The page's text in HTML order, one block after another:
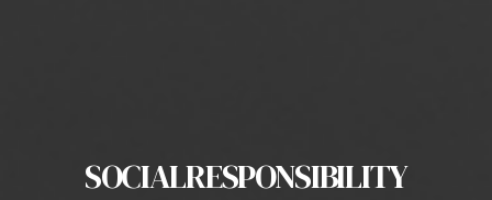
SOCIALRESPONSIBILITY